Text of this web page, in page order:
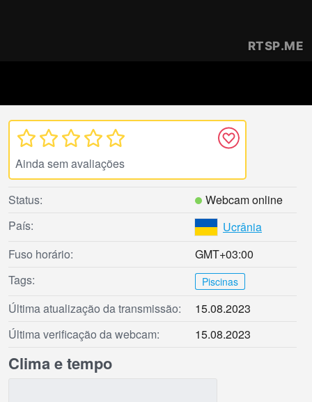
Ainda sem avaliações
Status:
Webcam online
País:
Ucrânia
Fuso horário:
GMT+03:00
Tags:
Piscinas
Última atualização da transmissão:
15.08.2023
Última verificação da webcam:
15.08.2023
Clima e tempo